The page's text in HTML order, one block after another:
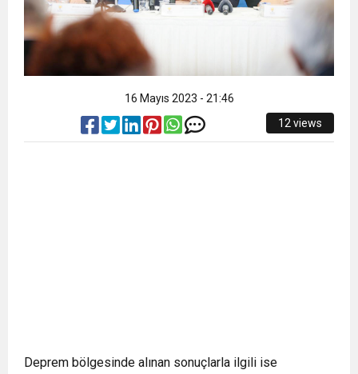
16 Mayıs 2023 - 21:46
12 views
Deprem bölgesinde alınan sonuçlarla ilgili ise